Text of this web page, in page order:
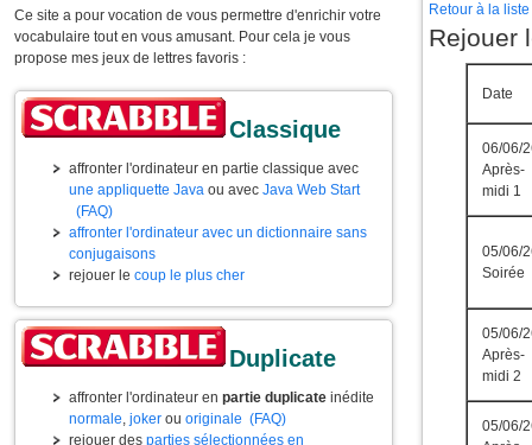
Ce site a pour vocation de vous permettre d'enrichir votre
vocabulaire tout en vous amusant. Pour cela je vous
propose mes jeux de lettres favoris :
Classique
affronter l'ordinateur en partie classique avec
une appliquette Java ou avec Java Web Start
(FAQ)
affronter l'ordinateur avec un dictionnaire sans
conjugaisons
rejouer le coup le plus cher
Duplicate
affronter l'ordinateur en partie duplicate inédite
normale, joker ou originale (FAQ)
rejouer des parties sélectionnées en
Retour à la
Rejouer
Date
06/06/
Après-
midi 1
05/06/
Soirée
05/06/
Après-
midi 2
05/06/